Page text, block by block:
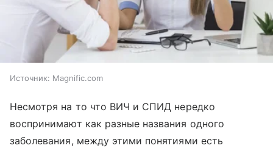
Источник: Magnific.com
Несмотря на то что ВИЧ и СПИД нередко
воспринимают как разные названия одного
заболевания, между этими понятиями есть